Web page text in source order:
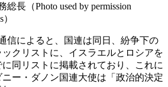
長（Photo used by permission
信によると、国連は同日、紛争下の
クリストに、イスラエルとロシアを
同リストに掲載されており、これに
ー・ダノン国連大使は「政治的決定